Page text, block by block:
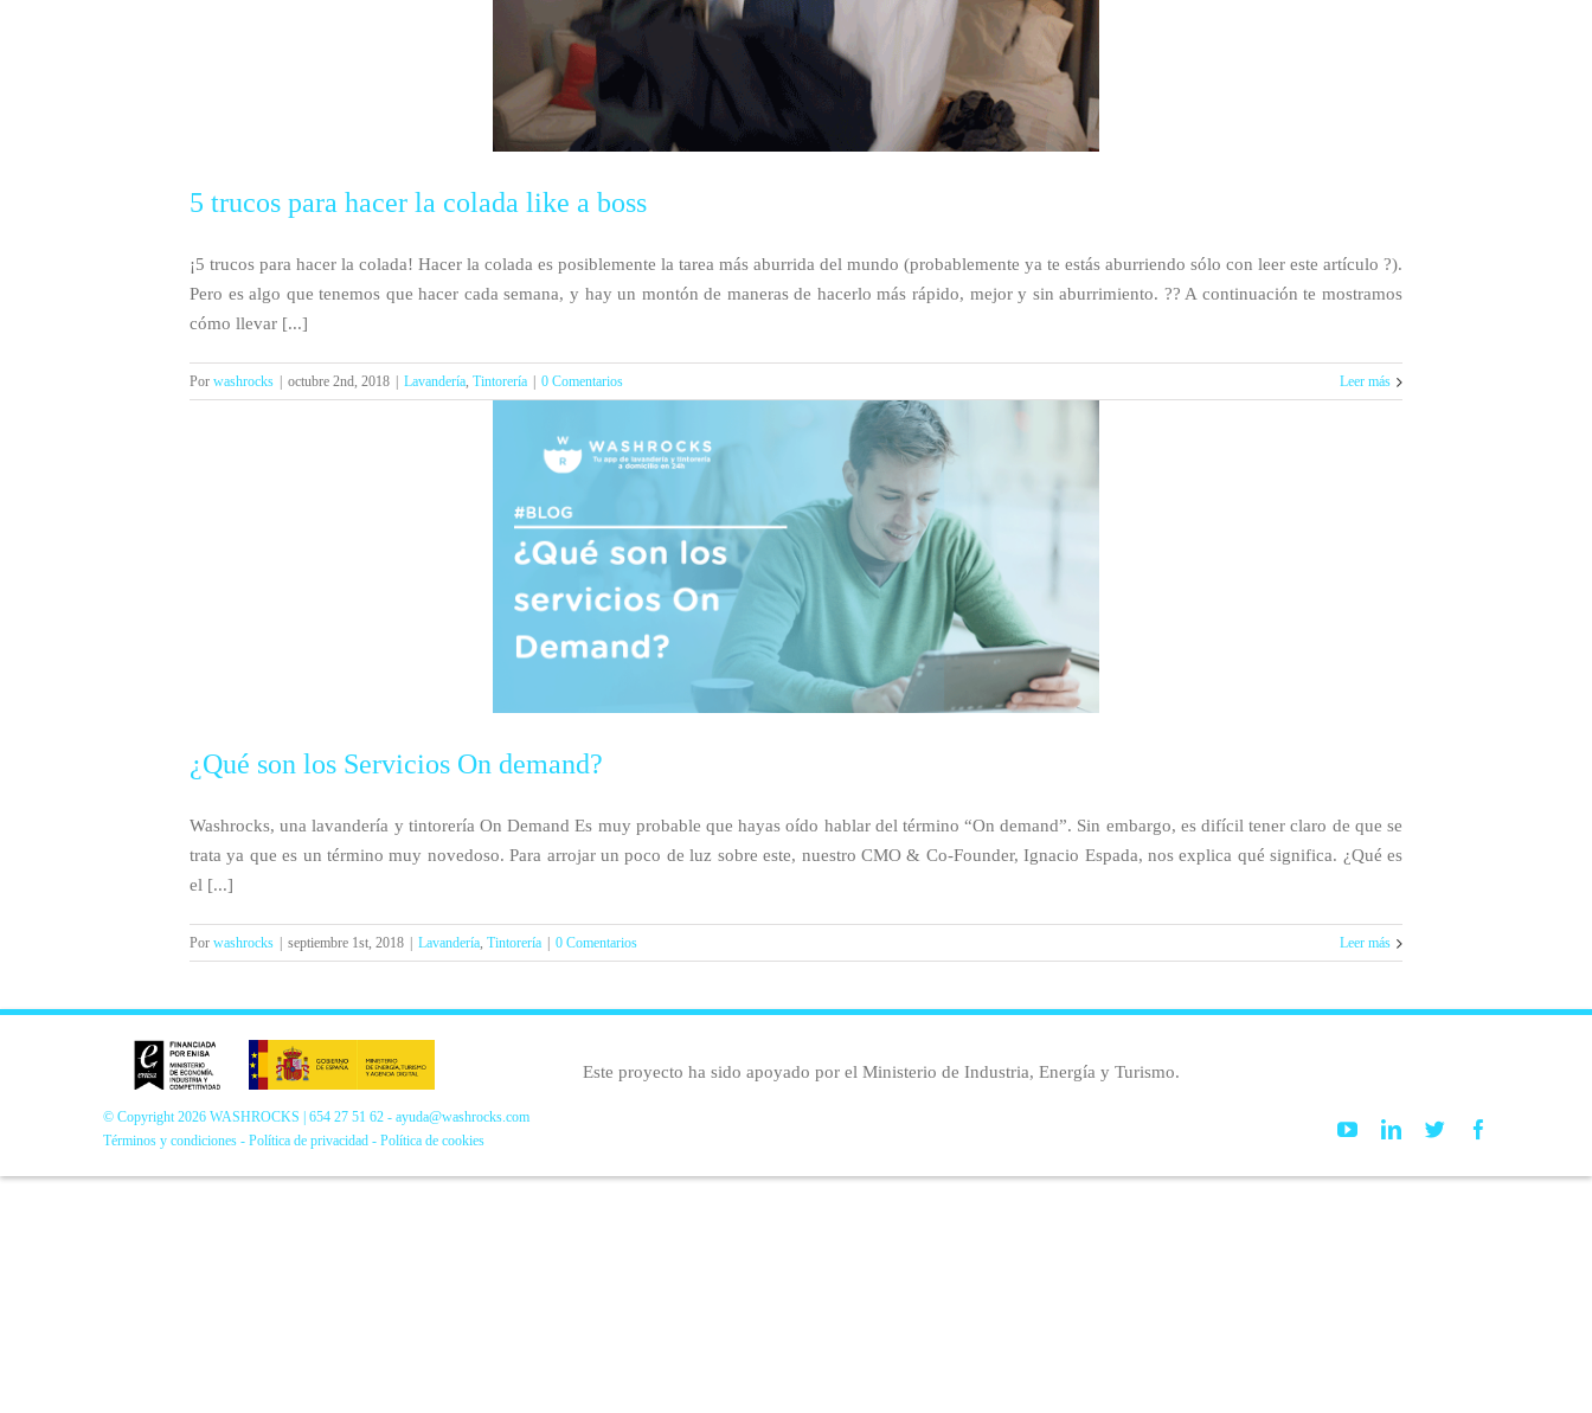
5 trucos para hacer la colada like a boss
¡5 trucos para hacer la colada! Hacer la colada es posiblemente la tarea más aburrida del mundo (probablemente ya te estás aburriendo sólo con leer este artículo ?).
Pero es algo que tenemos que hacer cada semana, y hay un montón de maneras de hacerlo más rápido, mejor y sin aburrimiento. ?? A continuación te mostramos
cómo llevar [...]
Por washrocks octubre 2nd, 2018 Lavandería, Tintorería 0 Comentarios Leer más
¿Qué son los Servicios On demand?
Washrocks, una lavandería y tintorería On Demand Es muy probable que hayas oído hablar del término “On demand”. Sin embargo, es difícil tener claro de que se
trata ya que es un término muy novedoso. Para arrojar un poco de luz sobre este, nuestro CMO & Co-Founder, Ignacio Espada, nos explica qué significa. ¿Qué es
el [...]
Por washrocks septiembre 1st, 2018 Lavandería, Tintorería 0 Comentarios Leer más
Este proyecto ha sido apoyado por el Ministerio de Industria, Energía y Turismo.
© Copyright 2026 WASHROCKS | 654 27 51 62 - ayuda@washrocks.com
Términos y condiciones - Política de privacidad - Política de cookies
YoutubeLinkedin
Twitter